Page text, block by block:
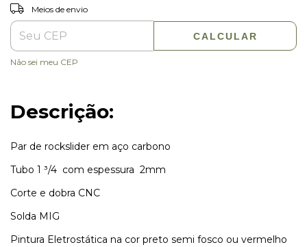
Entregas para o CEP:
Meios de envio
CALCULAR
Não sei meu CEP
Descrição:
Par de rockslider em aço carbono
Tubo 1 ³/4 com espessura 2mm
Corte e dobra CNC
Solda MIG
Pintura Eletrostática na cor preto semi fosco ou vermelho